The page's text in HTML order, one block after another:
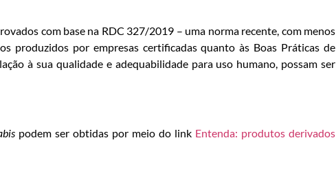
com base na RDC 327/2019 – uma norma recente, com menos
produzidos por empresas certificadas quanto às Boas Práticas de
à sua qualidade e adequabilidade para uso humano, possam ser
podem ser obtidas por meio do link Entenda: produtos derivados